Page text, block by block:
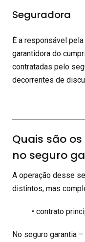
Seguradora
É a responsável
garantidora do
contratadas pelo
decorrentes de
Quais são
no seguro
A operação desse
distintos, mas
• contrato
No seguro garantia